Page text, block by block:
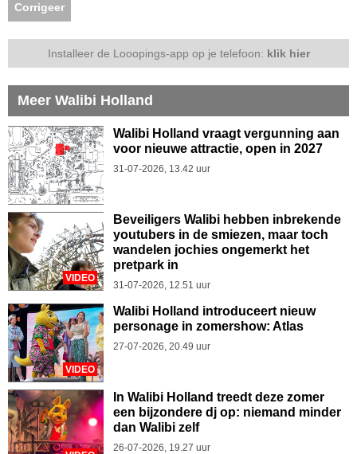
Corrigeer
Installeer de Looopings-app op je telefoon: klik hier
Meer Walibi Holland
Walibi Holland vraagt vergunning aan
voor nieuwe attractie, open in 2027
31-07-2026, 13.42 uur
VIDEO
Beveiligers Walibi hebben inbrekende
youtubers in de smiezen, maar toch
wandelen jochies ongemerkt het
pretpark in
31-07-2026, 12.51 uur
VIDEO
Walibi Holland introduceert nieuw
personage in zomershow: Atlas
27-07-2026, 20.49 uur
In Walibi Holland treedt deze zomer
een bijzondere dj op: niemand minder
dan Walibi zelf
26-07-2026, 19.27 uur